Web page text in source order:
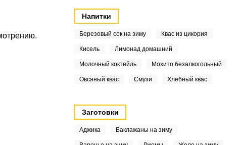
Напитки
Березовый сок на зиму Квас из цикория
Кисель Лимонад домашний
Молочный коктейль Мохито безалкогольный
Овсяный квас Смузи Хлебный квас
Заготовки
Аджика Баклажаны на зиму